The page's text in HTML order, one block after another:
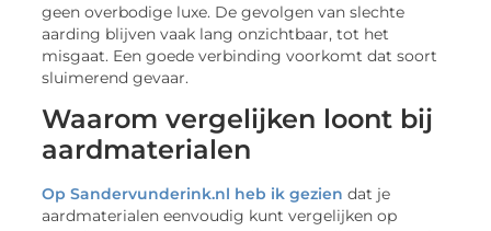
geen overbodige luxe. De gevolgen van slechte
aarding blijven vaak lang onzichtbaar, tot het
misgaat. Een goede verbinding voorkomt dat soort
sluimerend gevaar.
Waarom vergelijken loont bij
aardmaterialen
Op Sandervunderink.nl heb ik gezien dat je
aardmaterialen eenvoudig kunt vergelijken op